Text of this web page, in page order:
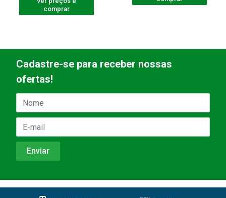
comprar
Cadastre-se para receber nossas
ofertas!